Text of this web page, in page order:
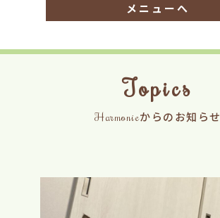
メニューへ
Topics
Harmonieからのお知らせ